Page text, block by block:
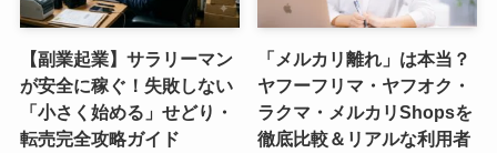
【副業起業】サラリーマン
が安全に稼ぐ！失敗しない
「小さく始める」せどり・
転売完全攻略ガイド
「メルカリ離れ」は本当？
ヤフーフリマ・ヤフオク・
ラクマ・メルカリShopsを
徹底比較＆リアルな利用者